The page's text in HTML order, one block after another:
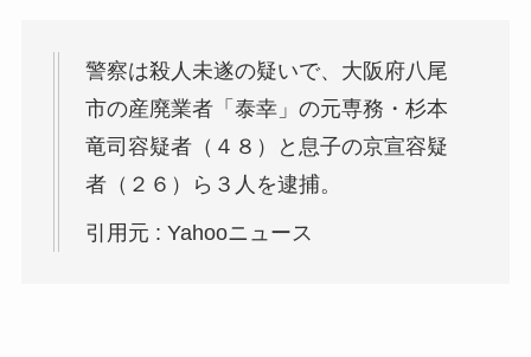
警察は殺人未遂の疑いで、大阪府八尾
市の産廃業者「泰幸」の元専務・杉本
竜司容疑者（４８）と息子の京宣容疑
者（２６）ら３人を逮捕。
引用元 : Yahooニュース